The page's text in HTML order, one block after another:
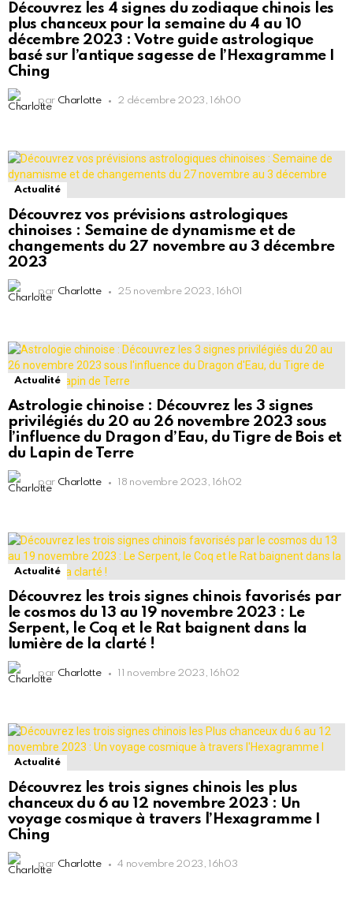
Découvrez les 4 signes du zodiaque chinois les
plus chanceux pour la semaine du 4 au 10
décembre 2023 : Votre guide astrologique
basé sur l’antique sagesse de l’Hexagramme I
Ching
par Charlotte 2 décembre 2023, 16h00
Actualité
Découvrez vos prévisions astrologiques
chinoises : Semaine de dynamisme et de
changements du 27 novembre au 3 décembre
2023
par Charlotte 25 novembre 2023, 16h01
Actualité
Astrologie chinoise : Découvrez les 3 signes
privilégiés du 20 au 26 novembre 2023 sous
l’influence du Dragon d’Eau, du Tigre de Bois et
du Lapin de Terre
par Charlotte 18 novembre 2023, 16h02
Actualité
Découvrez les trois signes chinois favorisés par
le cosmos du 13 au 19 novembre 2023 : Le
Serpent, le Coq et le Rat baignent dans la
lumière de la clarté !
par Charlotte 11 novembre 2023, 16h02
Actualité
Découvrez les trois signes chinois les plus
chanceux du 6 au 12 novembre 2023 : Un
voyage cosmique à travers l’Hexagramme I
Ching
par Charlotte 4 novembre 2023, 16h03